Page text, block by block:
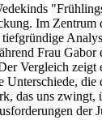
Im
Frau
Vergleich
uns
der